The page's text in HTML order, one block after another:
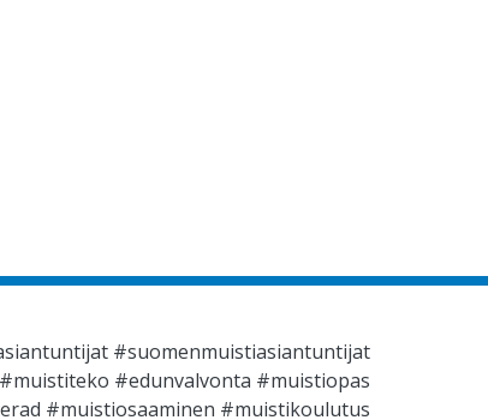
#suomenmuistiasiantuntijat
#edunvalvonta #muistiopas
#muistiosaaminen #muistikoulutus